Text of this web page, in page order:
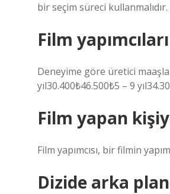
bir seçim süreci
Film
Deneyime göre üretici
yıl30.400₺46.500₺5 – 9
Film yapan
Film yapımcısı, bir filmin
Dizide arka